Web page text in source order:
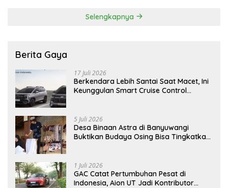
Selengkapnya
Berita Gaya
17 Juli 2026
Berkendara Lebih Santai Saat Macet, Ini
Keunggulan Smart Cruise Control
5 Juli 2026
Desa Binaan Astra di Banyuwangi
Buktikan Budaya Osing Bisa Tingkatkan
1 Juli 2026
GAC Catat Pertumbuhan Pesat di
Indonesia, Aion UT Jadi Kontributor